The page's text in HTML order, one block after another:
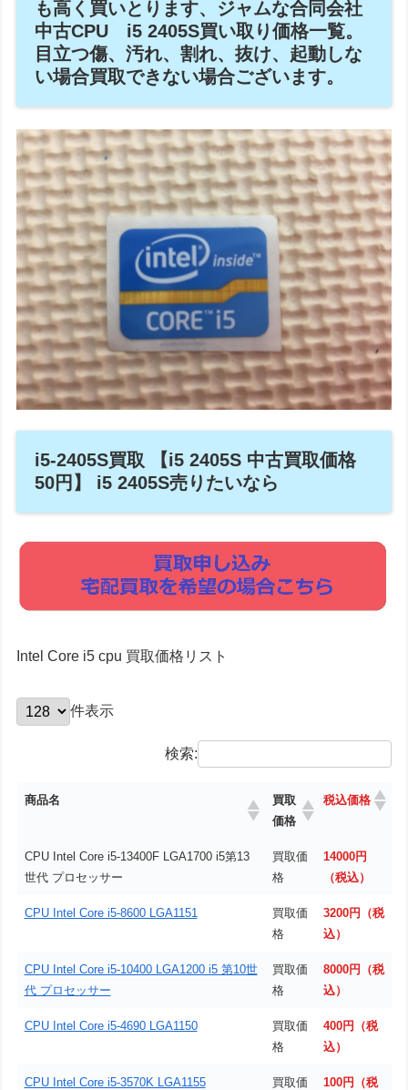
も高く買いとります、ジャムな合同会社
中古CPU i5 2405S買い取り価格一覧。
目立つ傷、汚れ、割れ、抜け、起動しな
い場合買取できない場合ございます。
i5-2405S買取 【i5 2405S 中古買取価格
50円】 i5 2405S売りたいなら
Intel Core i5 cpu 買取価格リスト
件表示
検索:
商品名
買取
価格
税込価格
CPU Intel Core i5-13400F LGA1700 i5第13
世代 プロセッサー
買取価
格
14000円
（税込）
CPU Intel Core i5-8600 LGA1151
買取価
格
3200円（税
込）
CPU Intel Core i5-10400 LGA1200 i5 第10世
代 プロセッサー
買取価
格
8000円（税
込）
CPU Intel Core i5-4690 LGA1150
買取価
格
400円（税
込）
CPU Intel Core i5-3570K LGA1155
買取価
100円（税